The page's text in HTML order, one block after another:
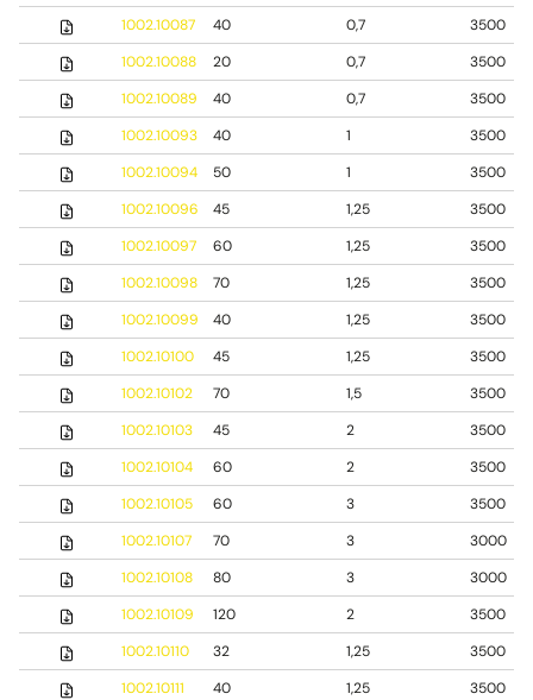
1002.10087
40 0,7
3500
1002.10088
20 0,7
3500
1002.10089
40 0,7
3500
1002.10093
40 1
3500
1002.10094
50 1
3500
1002.10096
45 1,25
3500
1002.10097
60 1,25
3500
1002.10098
70 1,25
3500
1002.10099
40 1,25
3500
1002.10100
45 1,25
3500
1002.10102
70 1,5
3500
1002.10103
45 2
3500
1002.10104
60 2
3500
1002.10105
60 3
3500
1002.10107
70 3
3000
1002.10108
80 3
3000
1002.10109
120 2
3500
1002.10110
32 1,25
3500
1002.10111
40 1,25
3500